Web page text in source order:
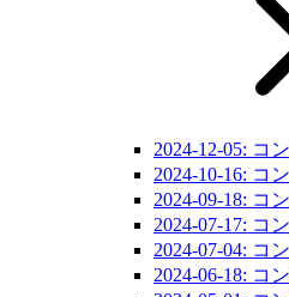
2024-12-05: コ
2024-10-16: コ
2024-09-18: コ
2024-07-17: コ
2024-07-04: コ
2024-06-18: コ